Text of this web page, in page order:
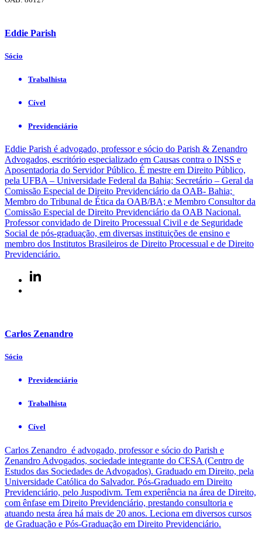
Eddie Parish
Sócio
Trabalhista
Cível
Previdenciário
Eddie Parish é advogado, professor e sócio do Parish & Zenandro
Advogados, escritório especializado em Causas contra o INSS e
Aposentadoria do Servidor Público. É mestre em Direito Público,
pela UFBA – Universidade Federal da Bahia; Secretário – Geral da
Comissão Especial de Direito Previdenciário da OAB- Bahia;
Membro do Tribunal de Ética da OAB/BA; e Membro Consultor da
Comissão Especial de Direito Previdenciário da OAB Nacional.
Professor convidado de Direito Processual Civil e de Seguridade
Social de pós-graduação, em diversas instituições de ensino e
membro dos Institutos Brasileiros de Direito Processual e de Direito
Previdenciário.
Carlos Zenandro
Sócio
Previdenciário
Trabalhista
Cível
Carlos Zenandro é advogado, professor e sócio do Parish e
Zenandro Advogados, sociedade integrante do CESA (Centro de
Estudos das Sociedades de Advogados). Graduado em Direito, pela
Universidade Católica do Salvador. Pós-Graduado em Direito
Previdenciário, pelo Juspodivm. Tem experiência na área de Direito,
com ênfase em Direito Previdenciário, prestando consultoria e
atuando nesta área há mais de 20 anos. Leciona em diversos cursos
de Graduação e Pós-Graduação em Direito Previdenciário.